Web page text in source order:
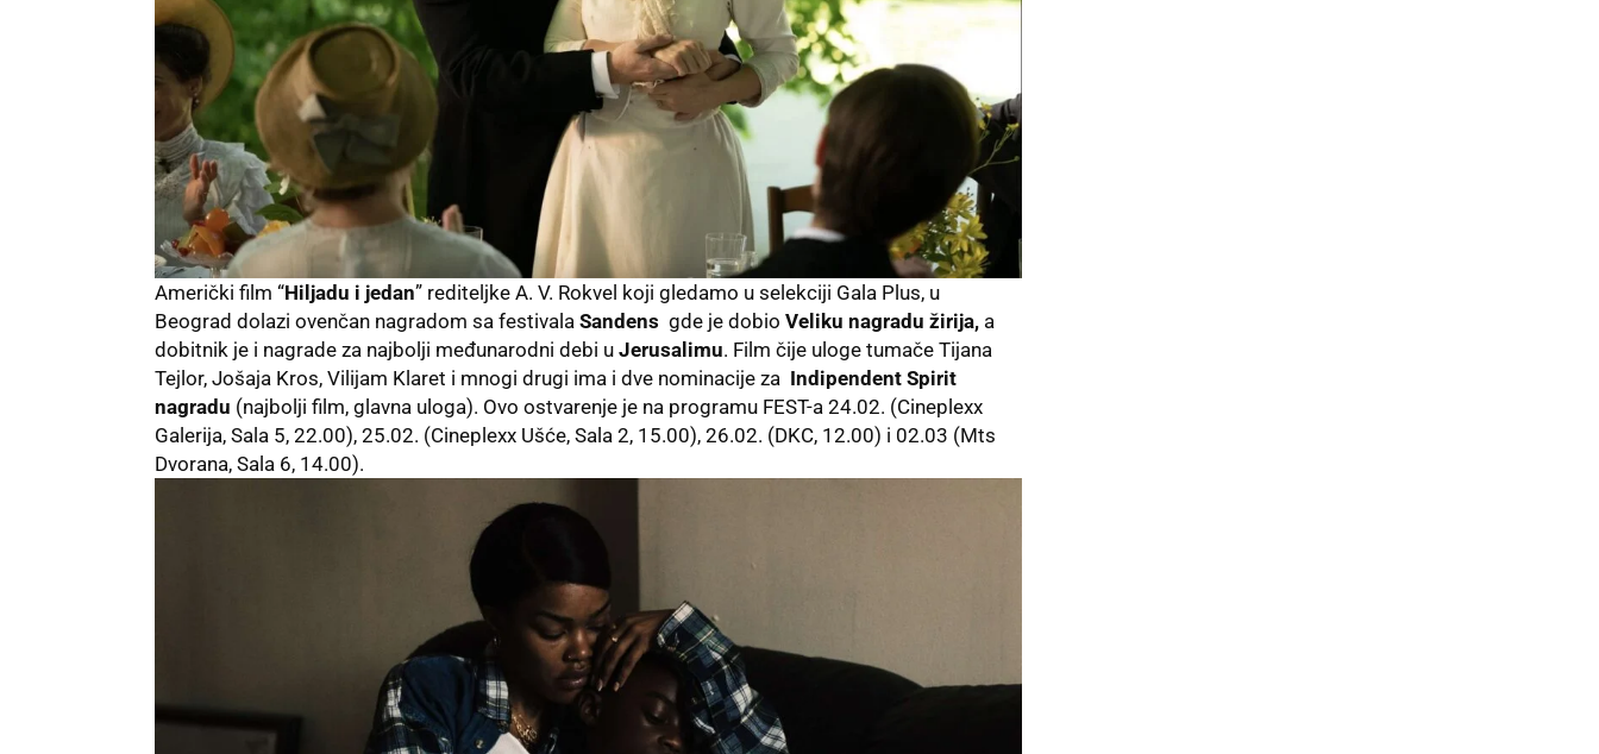
Američki film “Hiljadu i jedan” rediteljke A. V. Rokvel koji gledamo u selekciji Gala Plus, u
Beograd dolazi ovenčan nagradom sa festivala Sandens gde je dobio Veliku nagradu žirija, a
dobitnik je i nagrade za najbolji međunarodni debi u Jerusalimu. Film čije uloge tumače Tijana
Tejlor, Jošaja Kros, Vilijam Klaret i mnogi drugi ima i dve nominacije za Indipendent Spirit
nagradu (najbolji film, glavna uloga). Ovo ostvarenje je na programu FEST-a 24.02. (Cineplexx
Galerija, Sala 5, 22.00), 25.02. (Cineplexx Ušće, Sala 2, 15.00), 26.02. (DKC, 12.00) i 02.03 (Mts
Dvorana, Sala 6, 14.00).